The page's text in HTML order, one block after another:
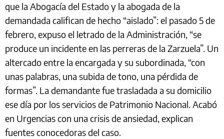
que la Abogacía del Estado y la abogada de la
demandada califican de hecho “aislado”: el pasado 5 de
febrero, expuso el letrado de la Administración, “se
produce un incidente en las perreras de la Zarzuela”. Un
altercado entre la encargada y su subordinada, “con
unas palabras, una subida de tono, una pérdida de
formas”. La demandante fue trasladada a su domicilio
ese día por los servicios de Patrimonio Nacional. Acabó
en Urgencias con una crisis de ansiedad, explican
fuentes conocedoras del caso.